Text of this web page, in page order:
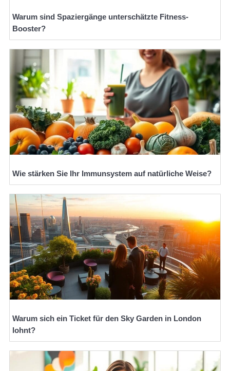
Warum sind Spaziergänge unterschätzte Fitness-
Booster?
Wie stärken Sie Ihr Immunsystem auf natürliche Weise?
Warum sich ein Ticket für den Sky Garden in London
lohnt?